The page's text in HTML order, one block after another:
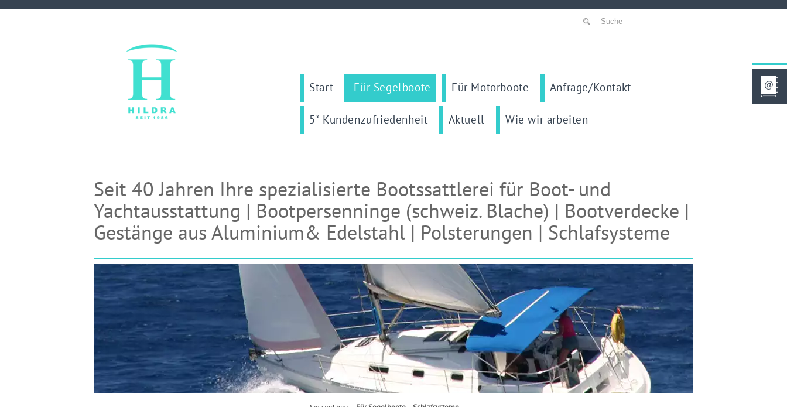
Start Für Segelboote Für Motorboote Anfrage/Kontakt
5* Kundenzufriedenheit Aktuell Wie wir arbeiten
Seit 40 Jahren Ihre spezialisierte Bootssattlerei für Boot- und
Yachtausstattung | Bootpersenninge (schweiz. Blache) | Bootverdecke |
Gestänge aus Aluminium& Edelstahl | Polsterungen | Schlafsysteme